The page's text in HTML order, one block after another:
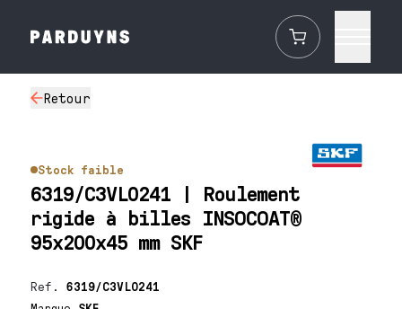
Retour
Stock faible
6319/C3VL0241 | Roulement
rigide à billes INSOCOAT®
95x200x45 mm SKF
Ref.6319/C3VL0241